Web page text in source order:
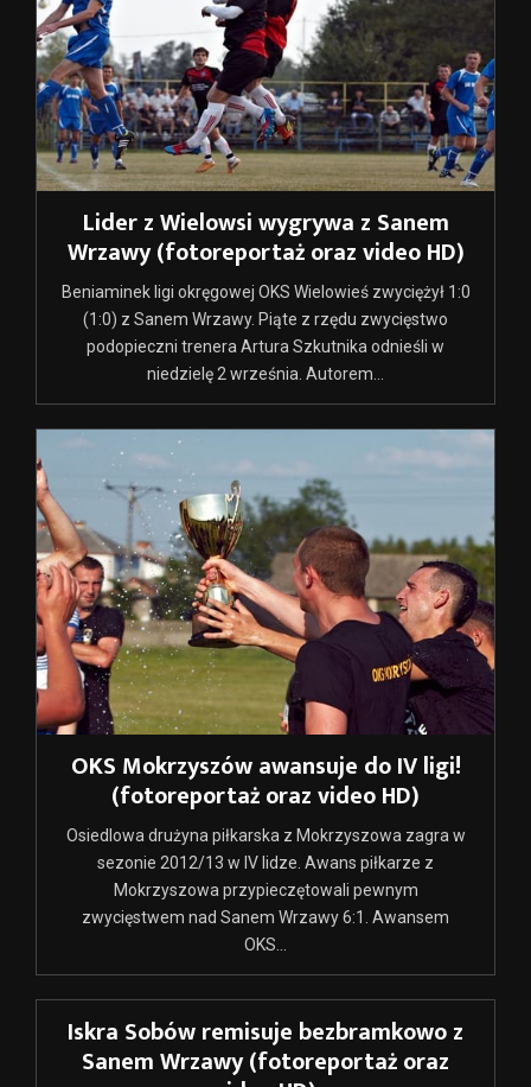
Lider z Wielowsi wygrywa z Sanem
Wrzawy (fotoreportaż oraz video HD)
Beniaminek ligi okręgowej OKS Wielowieś zwyciężył 1:0
(1:0) z Sanem Wrzawy. Piąte z rzędu zwycięstwo
podopieczni trenera Artura Szkutnika odnieśli w
niedzielę 2 września. Autorem...
OKS Mokrzyszów awansuje do IV ligi!
(fotoreportaż oraz video HD)
Osiedlowa drużyna piłkarska z Mokrzyszowa zagra w
sezonie 2012/13 w IV lidze. Awans piłkarze z
Mokrzyszowa przypieczętowali pewnym
zwycięstwem nad Sanem Wrzawy 6:1. Awansem
OKS...
Iskra Sobów remisuje bezbramkowo z
Sanem Wrzawy (fotoreportaż oraz